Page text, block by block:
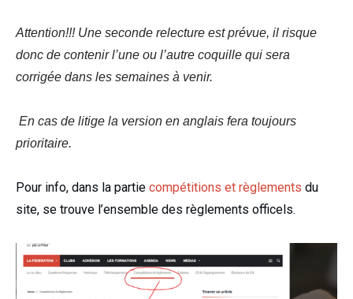
Attention!!! Une seconde relecture est prévue, il risque
donc de contenir l’une ou l’autre coquille qui sera
corrigée dans les semaines à venir.
En cas de litige la version en anglais fera toujours
prioritaire.
Pour info, dans la partie compétitions et règlements du
site, se trouve l’ensemble des règlements officels.